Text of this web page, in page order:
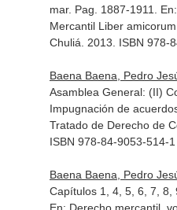
mar. Pag. 1887-1911.
Mercantil Liber
Chuliá . 2013. ISBN 978-
Baena Baena, Pedro
Asamblea General: (II)
Impugnación de
Tratado de Derecho de
ISBN 978-84-9053-514-1
Baena Baena, Pedro
Capítulos 1, 4, 5, 6, 7, 8,